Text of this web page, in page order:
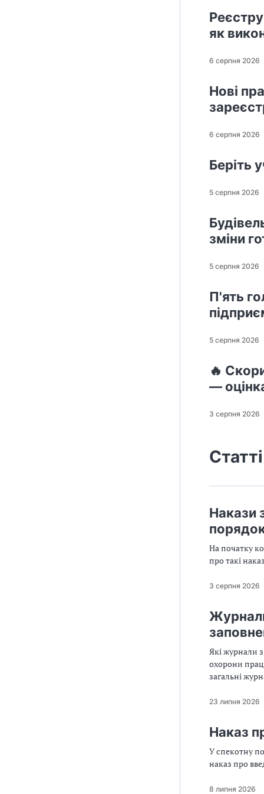
як
6 серпня 2026
Нові
6 серпня 2026
Беріть
5 серпня 2026
зміни
5 серпня 2026
П'ять
5 серпня 2026
🔥
—
3 серпня 2026
Накази
На початку
про такі
3 серпня 2026
Які журнали
охорони
загальні
23 липня 2026
Наказ
У спекотну
наказ про
8 липня 2026